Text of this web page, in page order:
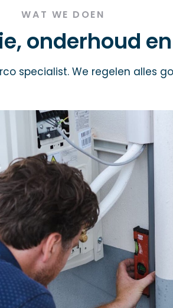
WAT WE DOEN
onderhoud
specialist. We regelen alles